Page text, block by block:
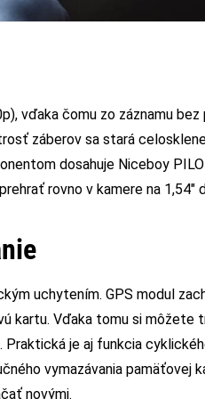
vďaka čomu zo záznamu
záberov sa stará
dosahuje Niceboy
rovno v kamere na 1,54″
uchytením. GPS modul
kartu. Vďaka tomu si môžete
je aj funkcia
vymazávania pamäťovej
novými.